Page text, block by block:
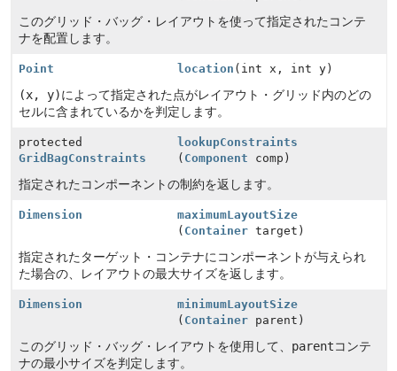
このグリッド・バッグ・レイアウトを使って指定されたコンテ
ナを配置します。
Point location (int x, int y)
(x, y)によって指定された点がレイアウト・グリッド内のどの
セルに含まれているかを判定します。
protected
GridBagConstraints
lookupConstraints
( Component comp)
指定されたコンポーネントの制約を返します。
Dimension
maximumLayoutSize
( Container target)
指定されたターゲット・コンテナにコンポーネントが与えられ
た場合の、レイアウトの最大サイズを返します。
Dimension
minimumLayoutSize
( Container parent)
このグリッド・バッグ・レイアウトを使用して、 parentコンテ
ナの最小サイズを判定します。